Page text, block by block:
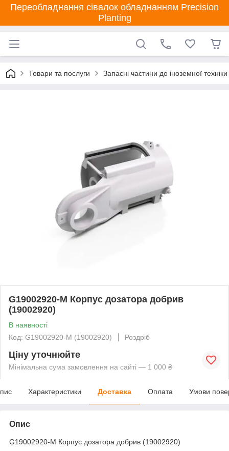
Переобладнання сівалок обладнанням Precision
Planting
Товари та послуги Запасні частини до іноземної техніки
G19002920-M Корпус дозатора добрив
(19002920)
В наявності
Код: G19002920-M (19002920)
Роздріб
Ціну уточнюйте
Мінімальна сума замовлення на сайті — 1 000 ₴
Характеристики Доставка Оплата Умови
Опис
G19002920-M Корпус дозатора добрив (19002920)